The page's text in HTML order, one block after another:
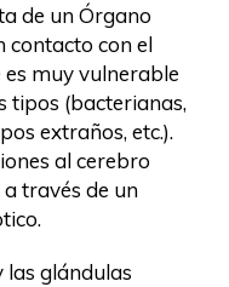
de un Órgano
contacto con el
muy vulnerable
tipos (bacterianas,
extraños, etc.).
al cerebro
través de un
las glándulas